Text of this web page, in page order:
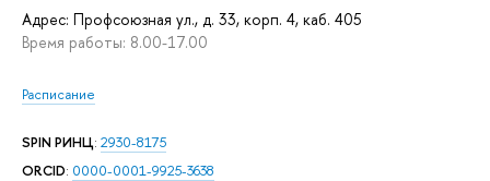
Адрес: Профсоюзная ул., д. 33, корп. 4, каб. 405
Время работы: 8.00-17.00
Расписание
SPIN РИНЦ: 2930-8175
ORCID: 0000-0001-9925-3638